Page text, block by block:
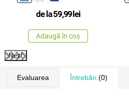
de la59,99 lei
Adaugă în coș
Next
Evaluarea Întrebări(0)